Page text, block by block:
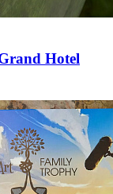
Hotel